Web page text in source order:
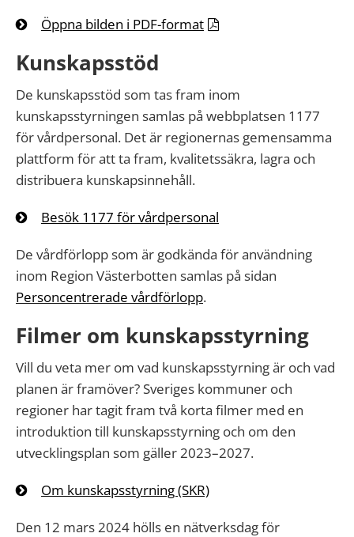
Öppna bilden i PDF-format
Kunskapsstöd
De kunskapsstöd som tas fram inom
kunskapsstyrningen samlas på webbplatsen 1177
för vårdpersonal. Det är regionernas gemensamma
plattform för att ta fram, kvalitetssäkra, lagra och
distribuera kunskapsinnehåll.
Besök 1177 för vårdpersonal
De vårdförlopp som är godkända för användning
inom Region Västerbotten samlas på sidan
Personcentrerade vårdförlopp.
Filmer om kunskapsstyrning
Vill du veta mer om vad kunskapsstyrning är och vad
planen är framöver? Sveriges kommuner och
regioner har tagit fram två korta filmer med en
introduktion till kunskapsstyrning och om den
utvecklingsplan som gäller 2023–2027.
Om kunskapsstyrning (SKR)
Den 12 mars 2024 hölls en nätverksdag för